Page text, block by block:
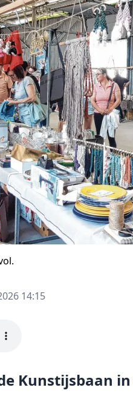
14:15
Kunstijsbaan in